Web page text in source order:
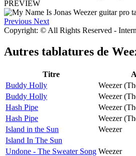
PREVIEW
Previous Next
Copyright: © All Rights Reserved -
Autres tablatures de
Titre
Buddy Holly
Weezer
Buddy Holly
Weezer
Hash Pipe
Weezer
Hash Pipe
Weezer
Island in the Sun
Weezer
Island In The Sun
Undone - The Sweater Song Weezer